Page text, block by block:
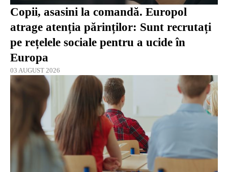
Copii, asasini la comandă. Europol
atrage atenția părinților: Sunt recrutați
pe rețelele sociale pentru a ucide în
Europa
03 AUGUST 2026